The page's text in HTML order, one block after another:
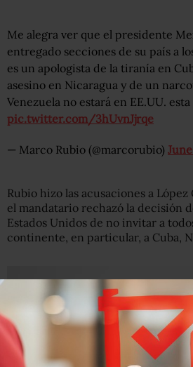
Me alegra ver que el presidente
entregado secciones de su país a
es un apologista de la tiranía en
asesino en Nicaragua y de un
Venezuela no estará en EE.UU. esta
pic.twitter.com/3hUvnJjrqe
— Marco Rubio (@marcorubio)
Rubio hizo las acusaciones a
el mandatario rechazó la decisión
Estados Unidos de no invitar a
continente, en particular, a Cuba,